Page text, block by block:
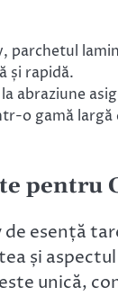
parchetul
și rapidă.
abraziune
o gamă
pentru
esență
și
unică,